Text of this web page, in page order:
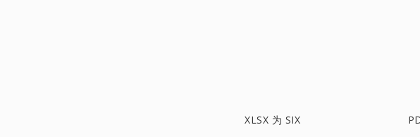
XLSX 为 SIX